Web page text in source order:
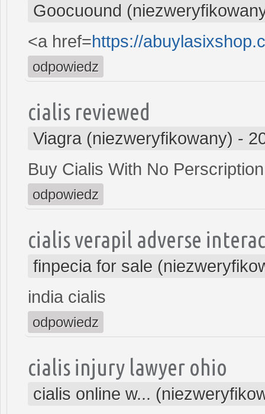
Goocuound
<a href=https://
odpowiedz
cialis reviewed
Viagra (niezweryfikowany) -
Buy Cialis With No Perscription
odpowiedz
cialis verapil adverse
finpecia for sale
india cialis
odpowiedz
cialis injury lawyer ohio
cialis online w...